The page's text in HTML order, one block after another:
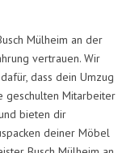
Mülheim an der
vertrauen. Wir
dass dein Umzug
geschulten Mitarbeiter
bieten dir
deiner Möbel